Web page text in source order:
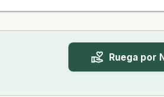
Ruega por